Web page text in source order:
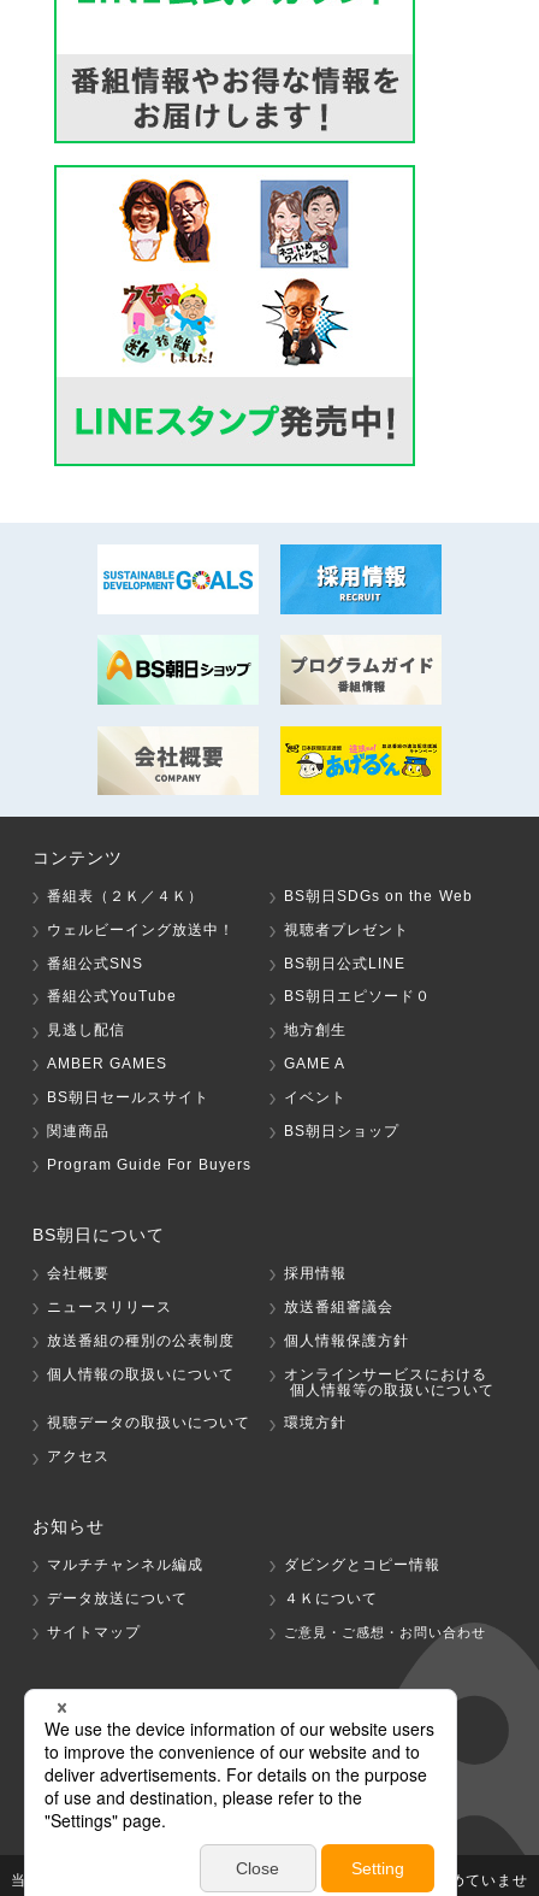
コンテンツ
番組表（２Ｋ／４Ｋ）
BS朝日SDGs on the Web
ウェルビーイング放送中！
視聴者プレゼント
番組公式SNS
BS朝日公式LINE
番組公式YouTube
BS朝日エピソード０
見逃し配信
地方創生
AMBER GAMES
GAME A
BS朝日セールスサイト
イベント
関連商品
BS朝日ショップ
Program Guide For Buyers
BS朝日について
会社概要
採用情報
ニュースリリース
放送番組審議会
放送番組の種別の公表制度
個人情報保護方針
個人情報の取扱いについて
オンラインサービスにおける
個人情報等の取扱いについて
視聴データの取扱いについて
環境方針
アクセス
お知らせ
マルチチャンネル編成
ダビングとコピー情報
データ放送について
４Ｋについて
サイトマップ
ご意見・ご感想・お問い合わせ
グループ会社
テレビ朝日 テレ朝チャンネル
当社が著作権、著作隣接権を有する放送番組等の無断利用は認めていませ